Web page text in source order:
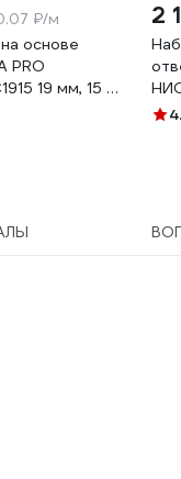
₽/м
основе
PRO
19 мм, 15 м,
Б0057181
2